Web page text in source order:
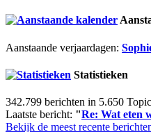
Aanstaande verjaardagen:
Statistieken
342.799 berichten in 5.650
Laatste bericht: "Re: Wat eten
Bekijk de meest recente